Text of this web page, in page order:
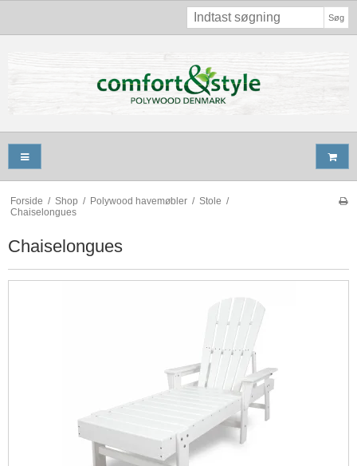
Søg
Forside / Shop / Polywood havemøbler / Stole /
Chaiselongues
Chaiselongues